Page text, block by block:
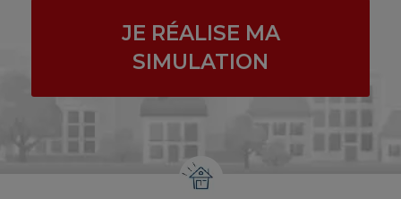
JE RÉALISE MA
SIMULATION